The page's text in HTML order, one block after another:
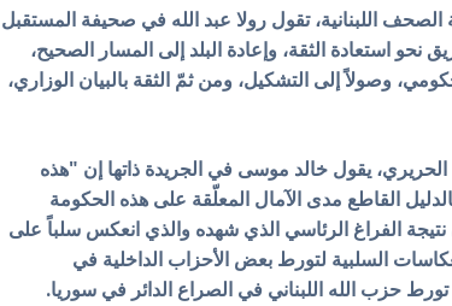
اللبنانية،تقول رولا عبد الله في صحيفة المستقبل
استعادة الثقة، وإعادة البلد إلى المسار الصحيح،
وصولاً إلى التشكيل، ومن ثمّ الثقة بالبيان الوزاري،
الحريري، يقول خالد موسى في الجريدة ذاتها إن "هذه
القاطع مدى الآمال المعلّقة على هذه الحكومة
نتيجة الفراغ الرئاسي الذي شهده والذي انعكس سلباً على
السلبية لتورط بعض الأحزاب الداخلية في
حزب الله اللبناني في الصراع الدائر في سوريا.